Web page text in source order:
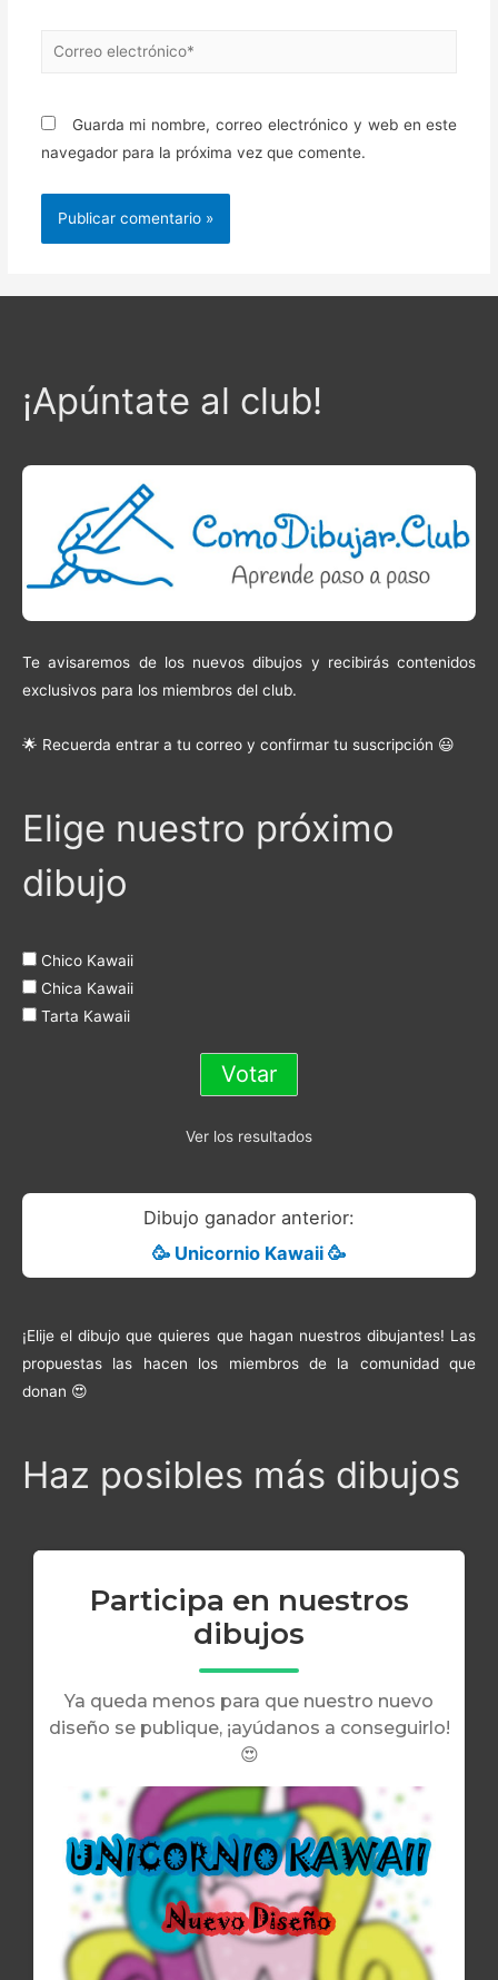
Correo
Guarda mi nombre, correo electrónico y web en este
navegador para la próxima vez que comente.
¡Apúntate al club!
Te avisaremos de los nuevos dibujos y recibirás contenidos
exclusivos para los miembros del club.
🌟 Recuerda entrar a tu correo y confirmar tu suscripción 😃
Elige nuestro próximo
dibujo
Chico Kawaii
Chica Kawaii
Tarta Kawaii
Ver los resultados
Dibujo ganador anterior:
🥳 Unicornio Kawaii 🥳
¡Elije el dibujo que quieres que hagan nuestros dibujantes! Las
propuestas las hacen los miembros de la comunidad que
donan 😍
Haz posibles más dibujos